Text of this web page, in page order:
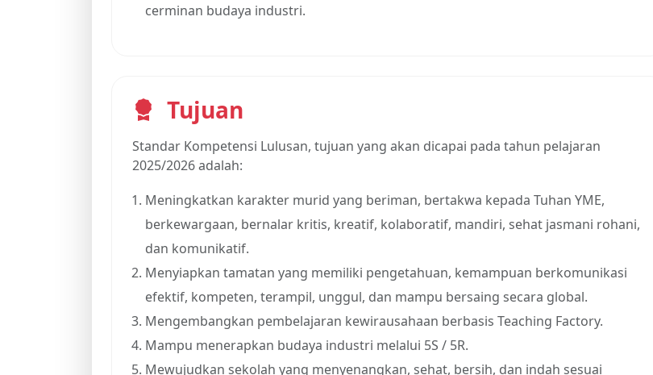
cerminan budaya industri.
Tujuan
Standar Kompetensi Lulusan, tujuan yang akan dicapai pada tahun pelajaran
2025/2026 adalah:
Meningkatkan karakter murid yang beriman, bertakwa kepada Tuhan YME,
berkewargaan, bernalar kritis, kreatif, kolaboratif, mandiri, sehat jasmani rohani,
dan komunikatif.
Menyiapkan tamatan yang memiliki pengetahuan, kemampuan berkomunikasi
efektif, kompeten, terampil, unggul, dan mampu bersaing secara global.
Mengembangkan pembelajaran kewirausahaan berbasis Teaching Factory.
Mampu menerapkan budaya industri melalui 5S / 5R.
Mewujudkan sekolah yang menyenangkan, sehat, bersih, dan indah sesuai